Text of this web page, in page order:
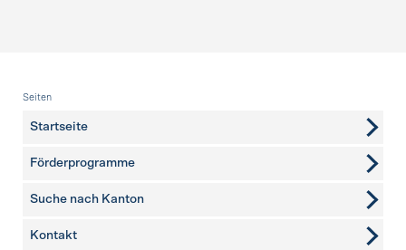
Fusszeile
Seiten
Startseite
Förderprogramme
Suche nach Kanton
weitere Seiten
Kontakt